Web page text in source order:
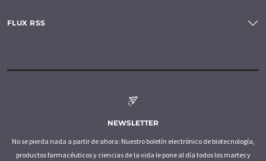
FLUX RSS
NEWSLETTER
No se pierda nada a partir de ahora: Nuestro boletín electrónico de biotecnología,
productos farmacéuticos y ciencias de la vida le pone al día todos los martes y